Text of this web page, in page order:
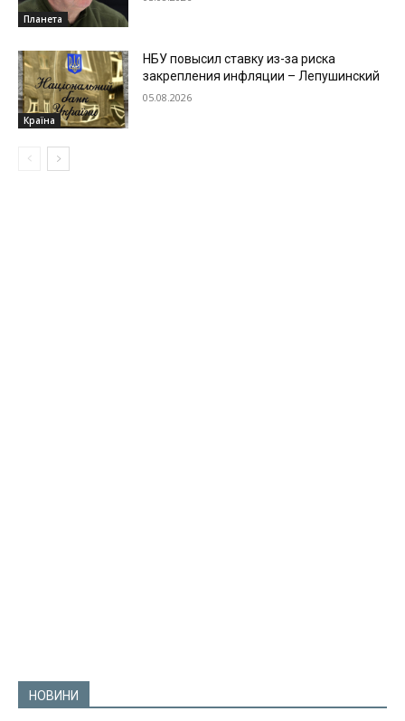
Планета
Країна
НБУ повысил ставку из-за риска
закрепления инфляции – Лепушинский
05.08.2026
НОВИНИ